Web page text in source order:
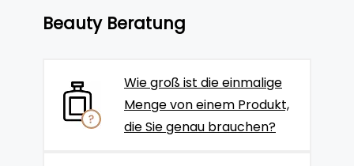
Beauty Beratung
Wie groß ist die einmalige
Menge von einem Produkt,
die Sie genau brauchen?